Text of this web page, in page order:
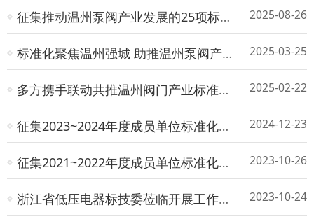
征集推动温州泵阀产业发展的25项标准的通知 2025-08-26
标准化聚焦温州强城 助推温州泵阀产业高质量发展 2025-03-25
多方携手联动共推温州阀门产业标准化发展 2025-02-22
征集2023~2024年度成员单位标准化工作成果的通知 2024-12-23
征集2021~2022年度成员单位标准化工作成果的通知 2023-10-26
浙江省低压电器标技委莅临开展工作经验交流活动 2023-10-24